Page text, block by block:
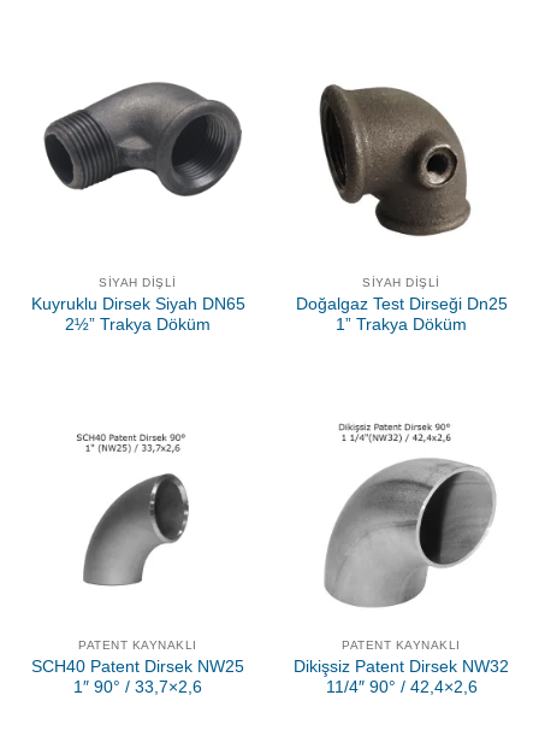
SIYAH DIŞLI
Kuyruklu Dirsek Siyah DN65
2½” Trakya Döküm
SIYAH DIŞLI
Doğalgaz Test Dirseği Dn25
1” Trakya Döküm
PATENT KAYNAKLI
SCH40 Patent Dirsek NW25
1″ 90° / 33,7×2,6
PATENT KAYNAKLI
Dikişsiz Patent Dirsek NW32
11/4″ 90° / 42,4×2,6